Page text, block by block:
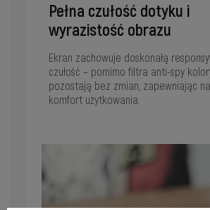
Pełna czułość dotyku i
wyrazistość obrazu
Ekran zachowuje doskonałą
czułość – pomimo filtra anti-spy
pozostają bez zmian, zapewniając
komfort użytkowania.